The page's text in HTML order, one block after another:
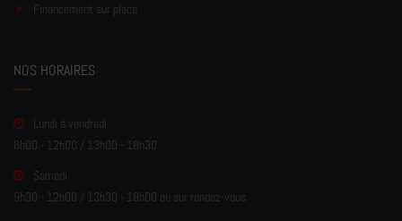
Financement sur place
NOS HORAIRES
Lundi à vendredi
8h00 - 12h00 / 13h00 - 18h30
Samedi
9h30 - 12h00 / 13h30 - 18h00 ou sur rendez-vous